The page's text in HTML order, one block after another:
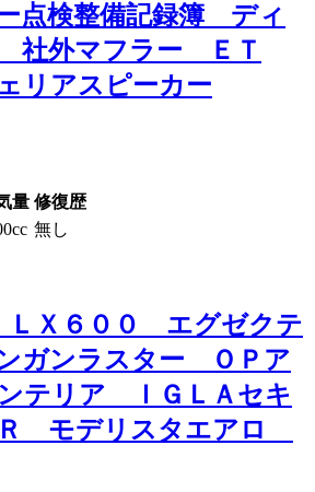
点検整備記録簿 ディ
社外マフラー ＥＴ
リアスピーカー
量 修復歴
無し
ＬＸ６００ エグゼクテ
ガンラスター ＯＰア
テリア ＩＧＬＡセキ
モデリスタエアロ